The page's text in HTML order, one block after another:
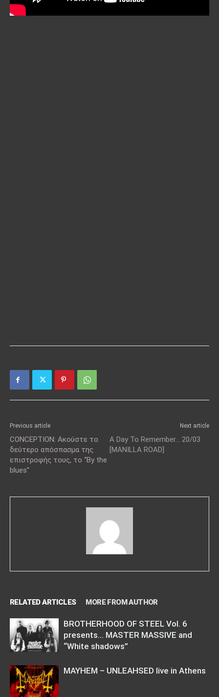
Previous article
CONCEPTION: Ακούστε το
δεύτερο απόσπασμα της
επιστροφής τους, το “By the
blues”
Next article
A Day To Remember… 20/03
[MANILLA ROAD]
RELATED ARTICLES MORE FROM AUTHOR
BROTHERHOOD OF STEEL Vol. 6
presents… MASTER MASSIVE and
“White shadows”
MAYHEM – UNLEAHSED live in Athens